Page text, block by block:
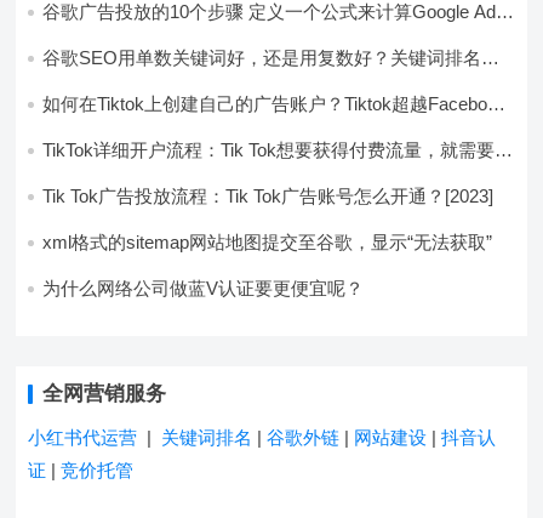
谷歌广告投放的10个步骤 定义一个公式来计算Google Ads
谷歌SEO用单数关键词好，还是用复数好？关键词排名相
如何在Tiktok上创建自己的广告账户？Tiktok超越Facebook
TikTok详细开户流程：Tik Tok想要获得付费流量，就需要开
Tik Tok广告投放流程：Tik Tok广告账号怎么开通？[2023]
xml格式的sitemap网站地图提交至谷歌，显示“无法获取”
为什么网络公司做蓝V认证要更便宜呢？
全网营销服务
小红书代运营 | 关键词排名 |谷歌外链 | 网站建设 |抖音认
证 |竞价托管